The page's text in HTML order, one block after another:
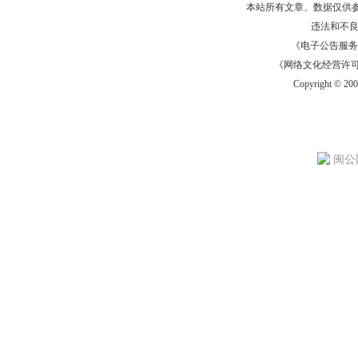
本站所有文章、数据仅供
违法和不
《电子公告服务
《网络文化经营许
Copyright ©
闽公